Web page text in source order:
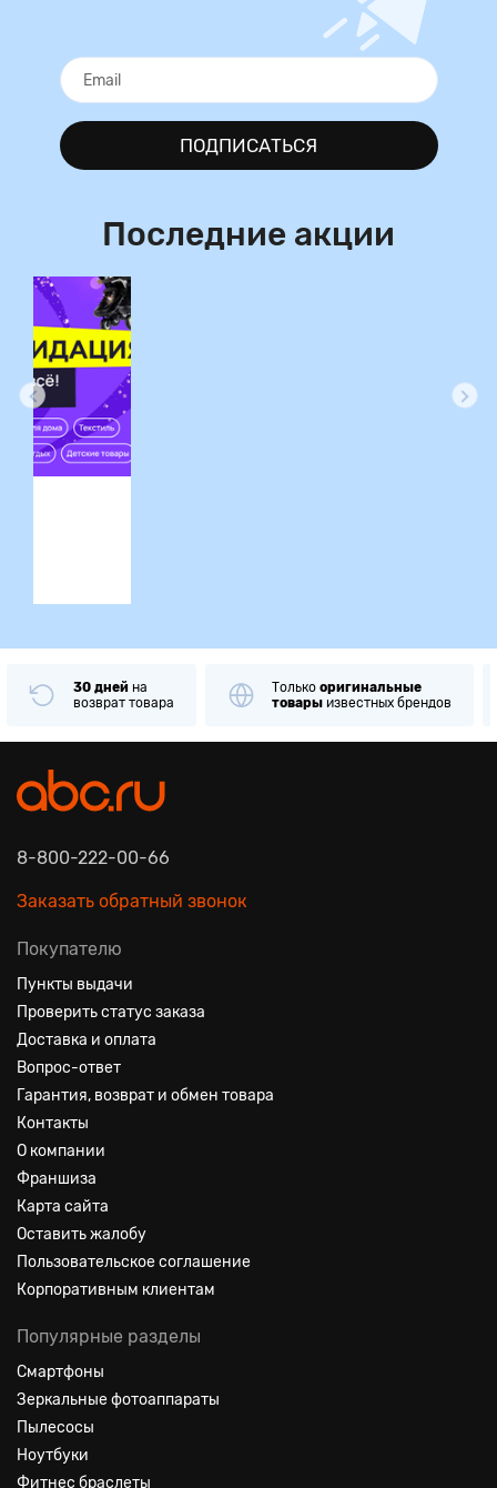
ПОДПИСАТЬСЯ
Последние акции
30 дней на
возврат товара
Только оригинальные
товары известных брендов
8-800-222-00-66
Заказать обратный звонок
Покупателю
Пункты выдачи
Проверить статус заказа
Доставка и оплата
Вопрос-ответ
Гарантия, возврат и обмен товара
Контакты
О компании
Франшиза
Карта сайта
Оставить жалобу
Пользовательское соглашение
Корпоративным клиентам
Популярные разделы
Смартфоны
Зеркальные фотоаппараты
Пылесосы
Ноутбуки
Фитнес браслеты